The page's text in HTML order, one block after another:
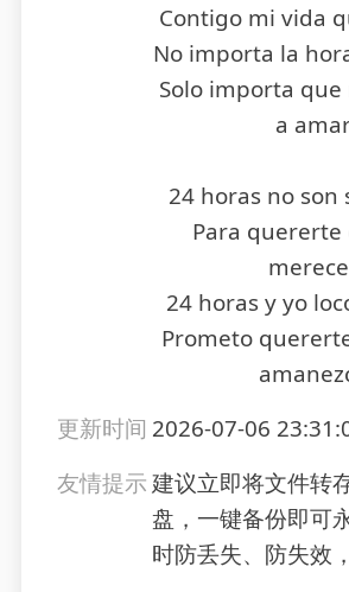
Contigo mi vida
No importa la
Solo importa que
a
24 horas no son
Para quererte
24 horas y yo
Prometo
更新时间 2026-07-06
友情提示建议立即将文件转
盘，一键备份即可
时防丢失、防失效